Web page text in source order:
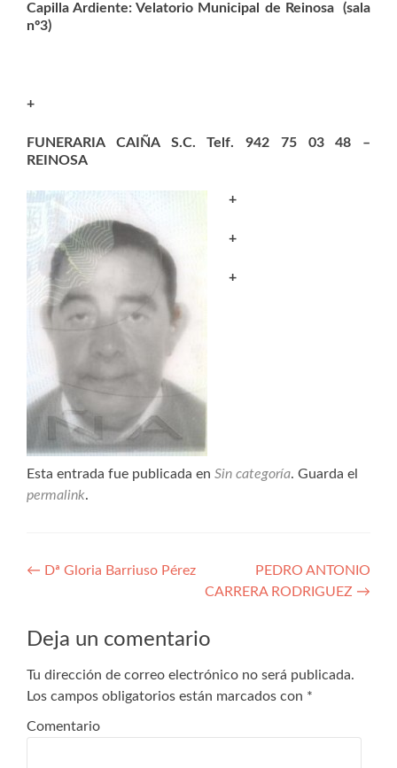
Capilla Ardiente: Velatorio Municipal de Reinosa (sala
nº3)
+
FUNERARIA CAIÑA S.C. Telf. 942 75 03 48 –
REINOSA
+
+
+
Esta entrada fue publicada en Sin categoría. Guarda el
permalink.
Navegación
entradas
← Dª Gloria Barriuso Pérez
PEDRO ANTONIO
CARRERA RODRIGUEZ →
Deja un comentario
Tu dirección de correo electrónico no será publicada.
Los campos obligatorios están marcados con *
Comentario